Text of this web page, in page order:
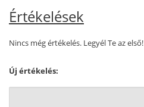
Értékelések
Nincs még értékelés. Legyél Te az első!
Új értékelés: